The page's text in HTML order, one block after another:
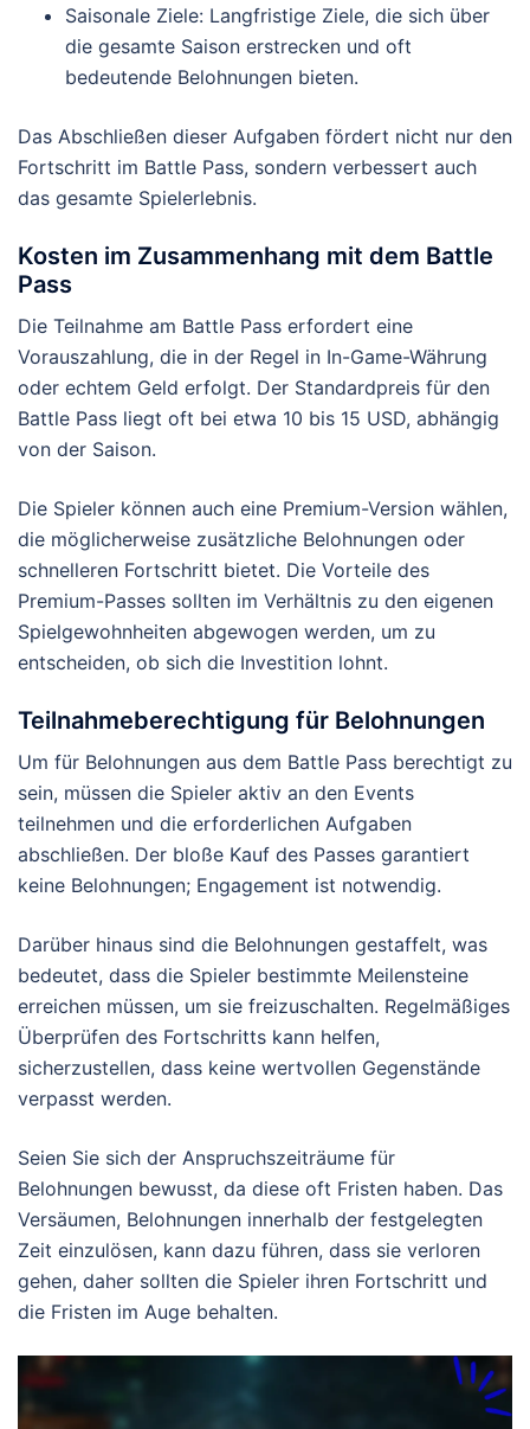
Saisonale Ziele: Langfristige Ziele, die sich über
die gesamte Saison erstrecken und oft
bedeutende Belohnungen bieten.
Das Abschließen dieser Aufgaben fördert nicht nur den
Fortschritt im Battle Pass, sondern verbessert auch
das gesamte Spielerlebnis.
Kosten im Zusammenhang mit dem Battle
Pass
Die Teilnahme am Battle Pass erfordert eine
Vorauszahlung, die in der Regel in In-Game-Währung
oder echtem Geld erfolgt. Der Standardpreis für den
Battle Pass liegt oft bei etwa 10 bis 15 USD, abhängig
von der Saison.
Die Spieler können auch eine Premium-Version wählen,
die möglicherweise zusätzliche Belohnungen oder
schnelleren Fortschritt bietet. Die Vorteile des
Premium-Passes sollten im Verhältnis zu den eigenen
Spielgewohnheiten abgewogen werden, um zu
entscheiden, ob sich die Investition lohnt.
Teilnahmeberechtigung für Belohnungen
Um für Belohnungen aus dem Battle Pass berechtigt zu
sein, müssen die Spieler aktiv an den Events
teilnehmen und die erforderlichen Aufgaben
abschließen. Der bloße Kauf des Passes garantiert
keine Belohnungen; Engagement ist notwendig.
Darüber hinaus sind die Belohnungen gestaffelt, was
bedeutet, dass die Spieler bestimmte Meilensteine
erreichen müssen, um sie freizuschalten. Regelmäßiges
Überprüfen des Fortschritts kann helfen,
sicherzustellen, dass keine wertvollen Gegenstände
verpasst werden.
Seien Sie sich der Anspruchszeiträume für
Belohnungen bewusst, da diese oft Fristen haben. Das
Versäumen, Belohnungen innerhalb der festgelegten
Zeit einzulösen, kann dazu führen, dass sie verloren
gehen, daher sollten die Spieler ihren Fortschritt und
die Fristen im Auge behalten.